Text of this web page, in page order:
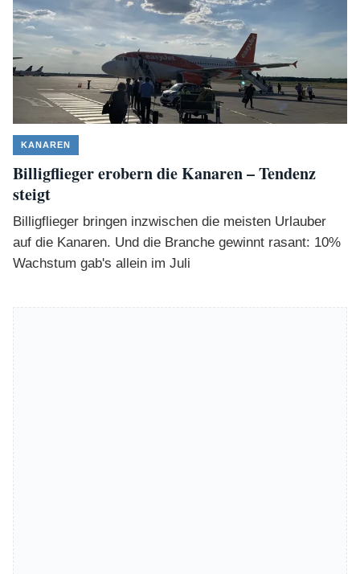
KANAREN
Billigflieger erobern die Kanaren – Tendenz
steigt
Billigflieger bringen inzwischen die meisten Urlauber
auf die Kanaren. Und die Branche gewinnt rasant: 10%
Wachstum gab's allein im Juli